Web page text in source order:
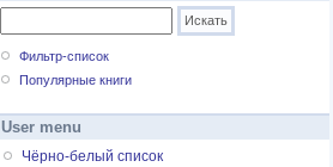
Фильтр-список
Популярные книги
User menu
Чёрно-белый список